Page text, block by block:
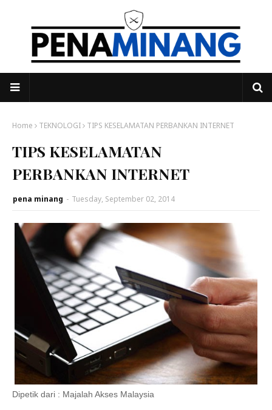
Home TEKNOLOGI TIPS KESELAMATAN PERBANKAN INTERNET
TIPS KESELAMATAN
PERBANKAN INTERNET
pena minang - Tuesday, September 02, 2014
Dipetik dari : Majalah Akses Malaysia